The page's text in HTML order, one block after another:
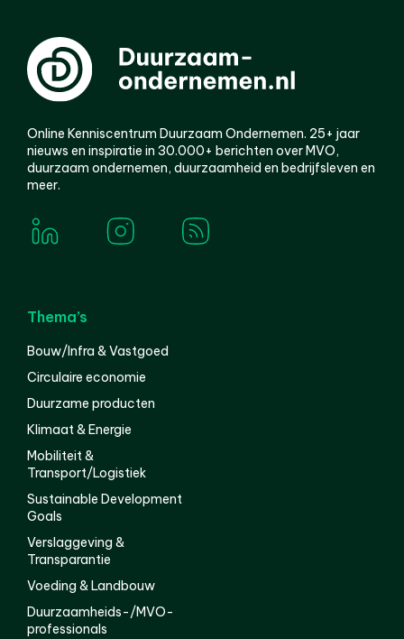
Online Kenniscentrum Duurzaam Ondernemen. 25+ jaar
nieuws en inspiratie in 30.000+ berichten over MVO,
duurzaam ondernemen, duurzaamheid en bedrijfsleven en
meer.
Thema’s
Bouw/Infra & Vastgoed
Circulaire economie
Duurzame producten
Klimaat & Energie
Mobiliteit &
Transport/Logistiek
Sustainable Development
Goals
Verslaggeving &
Transparantie
Voeding & Landbouw
Duurzaamheids-/MVO-
professionals